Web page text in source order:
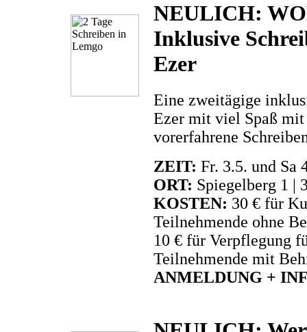
NEULICH:
Inklusive
Ezer
Eine zweitägige
Ezer mit viel Spaß mit
vorerfahrene
ZEIT: Fr. 3.5. und Sa
ORT: Spiegelberg 1 |
KOSTEN: 30 € für
Teilnehmende ohne
10 € für Verpflegung
Teilnehmende mit
ANMELDUNG +